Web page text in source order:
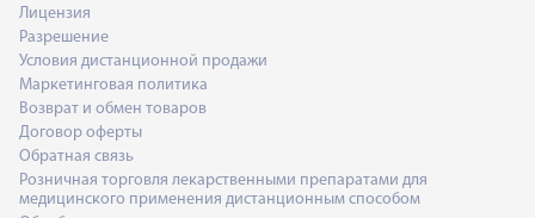
Лицензия
Разрешение
Условия дистанционной продажи
Маркетинговая политика
Возврат и обмен товаров
Договор оферты
Обратная связь
Розничная торговля лекарственными препаратами для
медицинского применения дистанционным способом